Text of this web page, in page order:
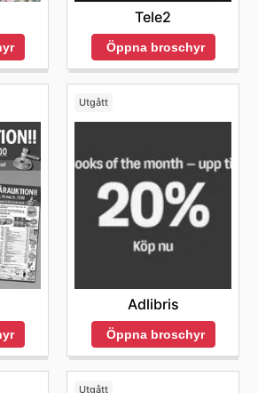
Tele2
Öppna broschyr
Utgått
Adlibris
Öppna broschyr
Utgått